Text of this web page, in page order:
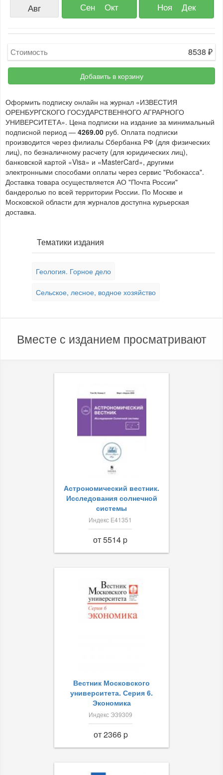
Авг
Сен Окт Ноя Дек
Стоимость 8538 ₽
Добавить в корзину
Оформить подписку онлайн на журнал «ИЗВЕСТИЯ
ОРЕНБУРГСКОГО ГОСУДАРСТВЕННОГО АГРАРНОГО
УНИВЕРСИТЕТА». Цена подписки на издание за минимальный
подписной период — 4269.00 руб. Оплата подписки
производится через филиалы Сбербанка РФ (для физических
лиц), по безналичному расчету (для юридических лиц),
банковской картой «Visa» и «MasterCard», другими
электронными способами оплаты через сервис "Робокасса".
Доставка товара осуществляется АО "Почта России"
бандеролью по всей территории России. По Москве и
Московской области для журналов доступна курьерская
доставка.
Тематики издания
Геология. Горное дело
Сельское, лесное, водное хозяйство
Вместе с изданием просматривают
Астрономический вестник.
Исследования солнечной
системы
Индекс Е41351
от 5514 p
Вестник Московского
университета. Серия 6.
Экономика
Индекс Э39309
от 2366 p